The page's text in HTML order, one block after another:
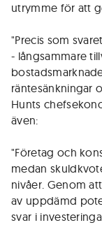
utrymme för att
"Precis som
- långsammare
räntesänkningar
Hunts
även:
"Företag och
medan
nivåer. Genom
av uppdämd
svar i